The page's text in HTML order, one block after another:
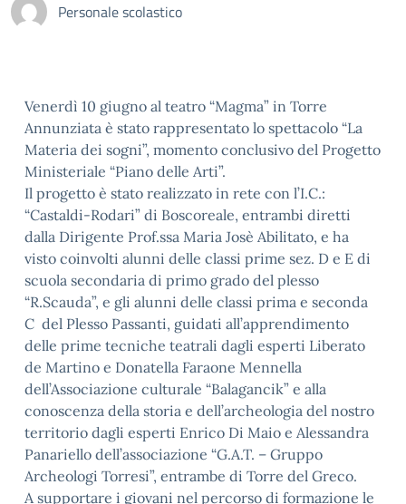
Personale scolastico
Venerdì 10 giugno al teatro “Magma” in Torre
Annunziata è stato rappresentato lo spettacolo “La
Materia dei sogni”, momento conclusivo del Progetto
Ministeriale “Piano delle Arti”.
Il progetto è stato realizzato in rete con l’I.C.:
“Castaldi-Rodari” di Boscoreale, entrambi diretti
dalla Dirigente Prof.ssa Maria Josè Abilitato, e ha
visto coinvolti alunni delle classi prime sez. D e E di
scuola secondaria di primo grado del plesso
“R.Scauda”, e gli alunni delle classi prima e seconda
C del Plesso Passanti, guidati all’apprendimento
delle prime tecniche teatrali dagli esperti Liberato
de Martino e Donatella Faraone Mennella
dell’Associazione culturale “Balagancik” e alla
conoscenza della storia e dell’archeologia del nostro
territorio dagli esperti Enrico Di Maio e Alessandra
Panariello dell’associazione “G.A.T. – Gruppo
Archeologi Torresi”, entrambe di Torre del Greco.
A supportare i giovani nel percorso di formazione le